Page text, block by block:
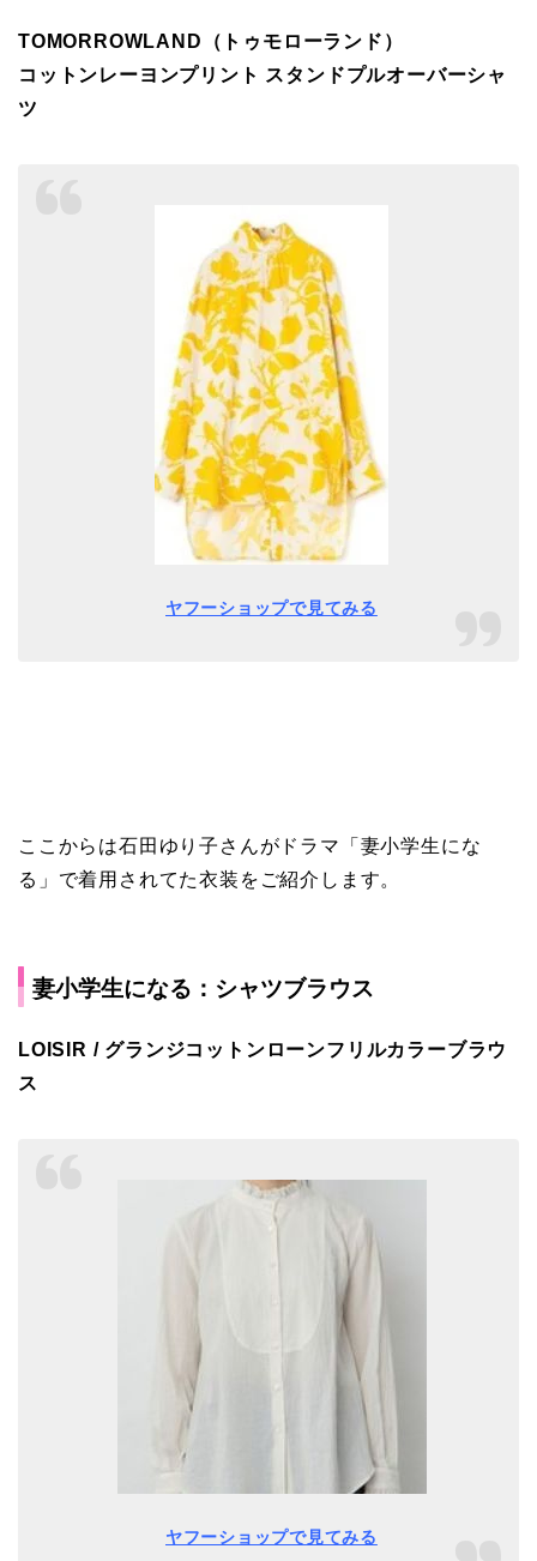
TOMORROWLAND（トゥモローランド）
コットンレーヨンプリント スタンドプルオーバーシャ
ツ
ヤフーショップで見てみる
ここからは石田ゆり子さんがドラマ「妻小学生にな
る」で着用されてた衣装をご紹介します。
妻小学生になる：シャツブラウス
LOISIR / グランジコットンローンフリルカラーブラウ
ス
ヤフーショップで見てみる